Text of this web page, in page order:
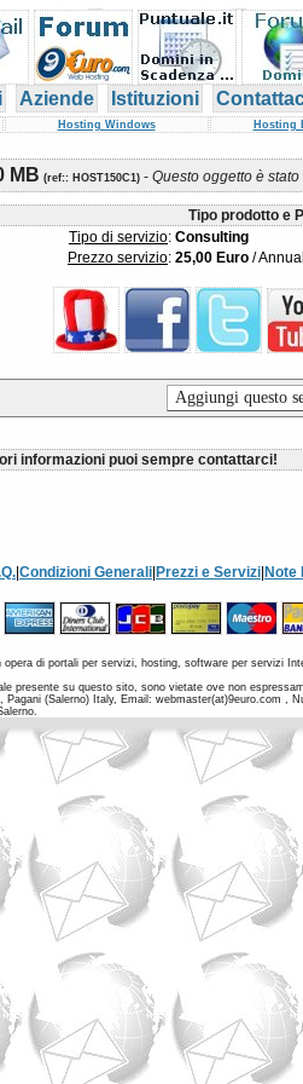
Aziende Istituzioni
Hosting Windows Hosting
MB (ref:: HOST150C1) - Questo oggetto è
Tipo prodotto e
Tipo di servizio: Consulting
Prezzo servizio: 25,00 Euro /
informazioni puoi sempre contattarci!
Condizioni Generali Prezzi e Servizi Note
di portali per servizi, hosting, software per servizi
su questo sito, sono vietate ove non
(Salerno) Italy, Email: webmaster(at)9euro.com ,